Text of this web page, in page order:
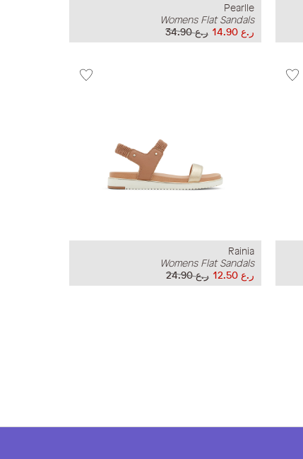
Pearlle
Womens Flat Sandals
ر.ع 34.90
ر.ع 14.90
Rainia
Womens Flat Sandals
ر.ع 24.90
ر.ع 12.50